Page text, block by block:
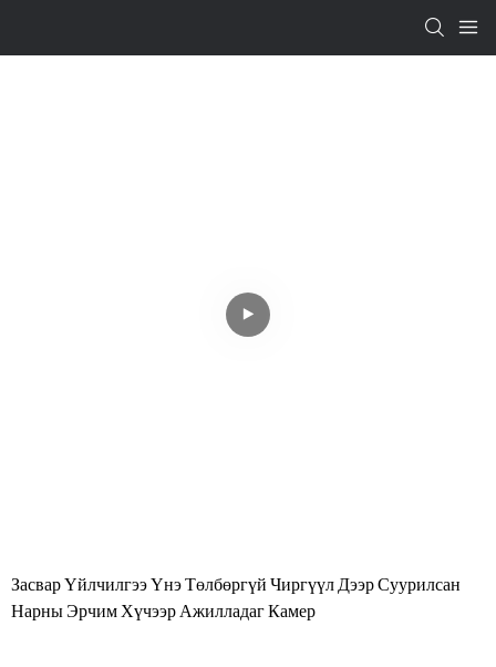
Засвар Үйлчилгээ Үнэ Төлбөргүй Чиргүүл Дээр Суурилсан
Нарны Эрчим Хүчээр Ажилладаг Камер